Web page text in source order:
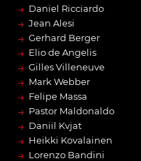
→ Daniel Ricciardo
→ Jean Alesi
→ Gerhard Berger
→ Elio de Angelis
→ Gilles Villeneuve
→ Mark Webber
→ Felipe Massa
→ Pastor Maldonaldo
→ Daniil Kvjat
→ Heikki Kovalainen
→ Lorenzo Bandini